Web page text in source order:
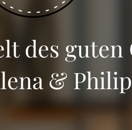
des guten
& Philip